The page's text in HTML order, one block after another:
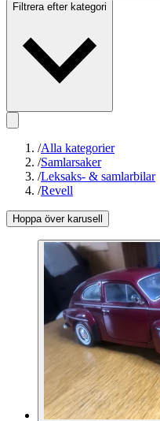
Filtrera efter kategori
/Alla kategorier
/Samlarsaker
/Leksaks- & samlarbilar
/Revell
Hoppa över karusell